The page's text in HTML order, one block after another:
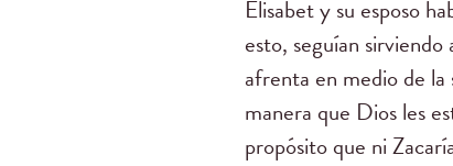
Elisabet y su esposo
esto, seguían
afrenta en medio de la
manera que Dios les
propósito que ni